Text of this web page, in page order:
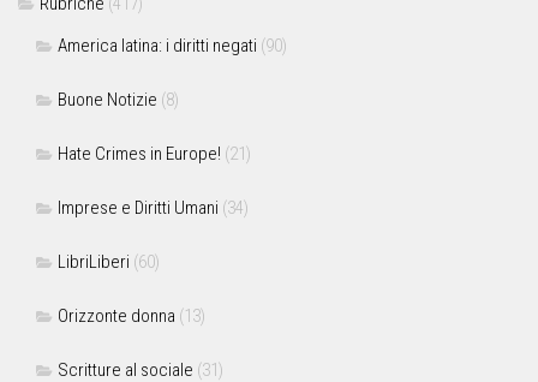
America latina: i diritti negati (90)
Buone Notizie (8)
Hate Crimes in Europe! (21)
Imprese e Diritti Umani (34)
LibriLiberi (60)
Orizzonte donna (13)
Scritture al sociale (31)